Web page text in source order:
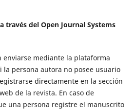
través del Open Journal Systems
enviarse mediante la plataforma
la persona autora no posee usuario
directamente en la sección
de la revista. En caso de
una persona registre el manuscrito